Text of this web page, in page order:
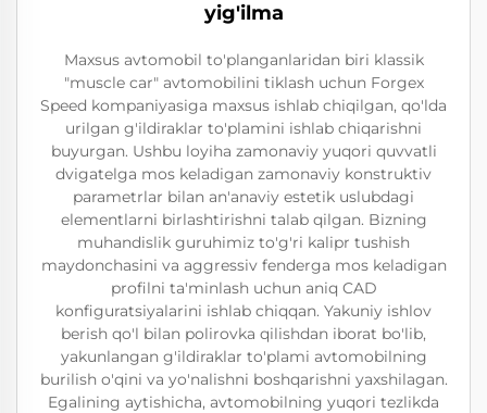
yig'ilma
Maxsus avtomobil to'planganlaridan biri klassik
"muscle car" avtomobilini tiklash uchun Forgex
Speed kompaniyasiga maxsus ishlab chiqilgan, qo'lda
urilgan g'ildiraklar to'plamini ishlab chiqarishni
buyurgan. Ushbu loyiha zamonaviy yuqori quvvatli
dvigatelga mos keladigan zamonaviy konstruktiv
parametrlar bilan an'anaviy estetik uslubdagi
elementlarni birlashtirishni talab qilgan. Bizning
muhandislik guruhimiz to'g'ri kalipr tushish
maydonchasini va aggressiv fenderga mos keladigan
profilni ta'minlash uchun aniq CAD
konfiguratsiyalarini ishlab chiqqan. Yakuniy ishlov
berish qo'l bilan polirovka qilishdan iborat bo'lib,
yakunlangan g'ildiraklar to'plami avtomobilning
burilish o'qini va yo'nalishni boshqarishni yaxshilagan.
Egalining aytishicha, avtomobilning yuqori tezlikda